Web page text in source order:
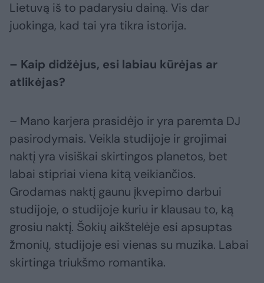
Lietuvą iš to padarysiu dainą. Vis dar
juokinga, kad tai yra tikra istorija.
– Kaip didžėjus, esi labiau kūrėjas ar
atlikėjas?
– Mano karjera prasidėjo ir yra paremta DJ
pasirodymais. Veikla studijoje ir grojimai
naktį yra visiškai skirtingos planetos, bet
labai stipriai viena kitą veikiančios.
Grodamas naktį gaunu įkvepimo darbui
studijoje, o studijoje kuriu ir klausau to, ką
grosiu naktį. Šokių aikštelėje esi apsuptas
žmonių, studijoje esi vienas su muzika. Labai
skirtinga triukšmo romantika.